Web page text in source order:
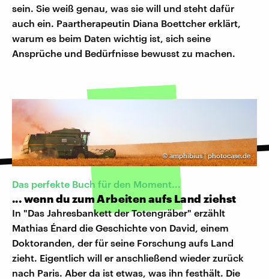
sein. Sie weiß genau, was sie will und steht dafür
auch ein. Paartherapeutin Diana Boettcher erklärt,
warum es beim Daten wichtig ist, sich seine
Ansprüche und Bedürfnisse bewusst zu machen.
©amphibius | photocase.de
Das perfekte Buch für den Moment...
... wenn du zum Arbeiten aufs Land ziehst
In "Das Jahresbankett der Totengräber" erzählt
Mathias Énard die Geschichte von David, einem
Doktoranden, der für seine Forschung aufs Land
zieht. Eigentlich will er anschließend wieder zurück
nach Paris. Aber da ist etwas, was ihn festhält. Die